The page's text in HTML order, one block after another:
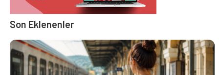
Son Eklenenler